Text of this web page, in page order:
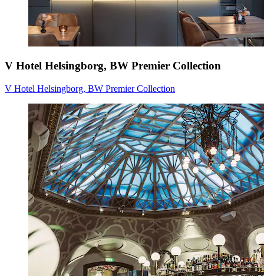
V Hotel Helsingborg, BW Premier Collection
V Hotel Helsingborg, BW Premier Collection